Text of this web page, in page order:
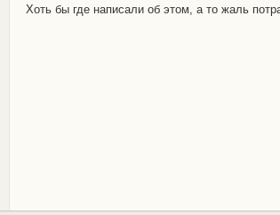
Хоть бы где написали об этом, а то жаль